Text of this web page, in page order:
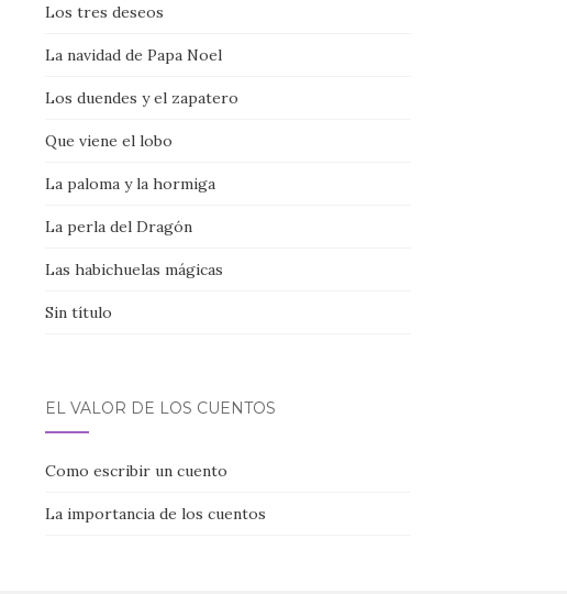
Los tres deseos
La navidad de Papa Noel
Los duendes y el zapatero
Que viene el lobo
La paloma y la hormiga
La perla del Dragón
Las habichuelas mágicas
Sin título
EL VALOR DE LOS CUENTOS
Como escribir un cuento
La importancia de los cuentos